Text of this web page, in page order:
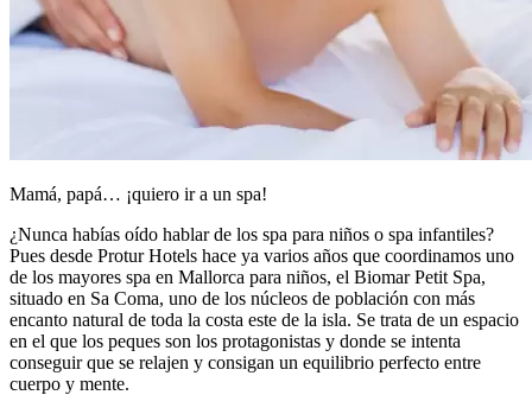
Mamá, papá… ¡quiero ir a un spa!
¿Nunca habías oído hablar de los spa para niños o spa infantiles?
Pues desde Protur Hotels hace ya varios años que coordinamos uno
de los mayores spa en Mallorca para niños, el Biomar Petit Spa,
situado en Sa Coma, uno de los núcleos de población con más
encanto natural de toda la costa este de la isla. Se trata de un espacio
en el que los peques son los protagonistas y donde se intenta
conseguir que se relajen y consigan un equilibrio perfecto entre
cuerpo y mente.